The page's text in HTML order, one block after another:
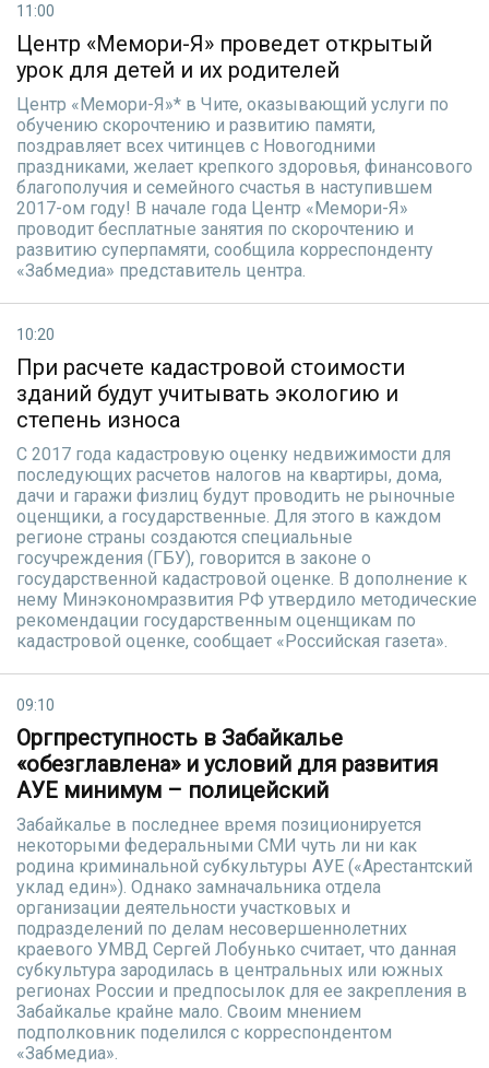
11:00
Центр «Мемори-Я» проведет открытый
урок для детей и их родителей
Центр «Мемори-Я»* в Чите, оказывающий услуги по
обучению скорочтению и развитию памяти,
поздравляет всех читинцев с Новогодними
праздниками, желает крепкого здоровья, финансового
благополучия и семейного счастья в наступившем
2017-ом году! В начале года Центр «Мемори-Я»
проводит бесплатные занятия по скорочтению и
развитию суперпамяти, сообщила корреспонденту
«Забмедиа» представитель центра.
10:20
При расчете кадастровой стоимости
зданий будут учитывать экологию и
степень износа
С 2017 года кадастровую оценку недвижимости для
последующих расчетов налогов на квартиры, дома,
дачи и гаражи физлиц будут проводить не рыночные
оценщики, а государственные. Для этого в каждом
регионе страны создаются специальные
госучреждения (ГБУ), говорится в законе о
государственной кадастровой оценке. В дополнение к
нему Минэкономразвития РФ утвердило методические
рекомендации государственным оценщикам по
кадастровой оценке, сообщает «Российская газета».
09:10
Оргпреступность в Забайкалье
«обезглавлена» и условий для развития
АУЕ минимум – полицейский
Забайкалье в последнее время позиционируется
некоторыми федеральными СМИ чуть ли ни как
родина криминальной субкультуры АУЕ («Арестантский
уклад един»). Однако замначальника отдела
организации деятельности участковых и
подразделений по делам несовершеннолетних
краевого УМВД Сергей Лобунько считает, что данная
субкультура зародилась в центральных или южных
регионах России и предпосылок для ее закрепления в
Забайкалье крайне мало. Своим мнением
подполковник поделился с корреспондентом
«Забмедиа».